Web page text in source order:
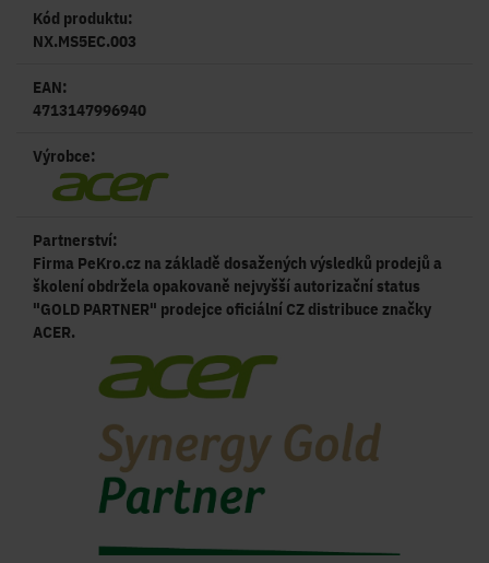
Kód produktu:
NX.MS5EC.003
EAN:
4713147996940
Výrobce:
Partnerství:
Firma PeKro.cz na základě dosažených výsledků prodejů a
školení obdržela opakovaně nejvyšší autorizační status
"GOLD PARTNER" prodejce oficiální CZ distribuce značky
ACER.